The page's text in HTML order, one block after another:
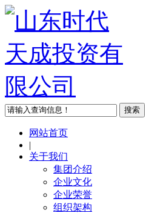
网站首页
|
关于我们
集团介绍
企业文化
企业荣誉
组织架构